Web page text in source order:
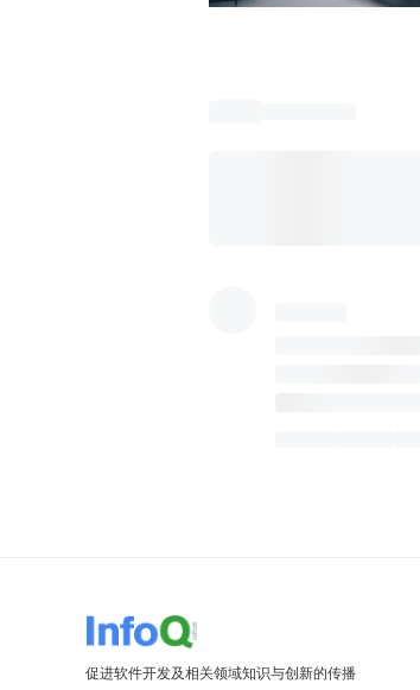
促进软件开发及相关领域知识与创新的传播